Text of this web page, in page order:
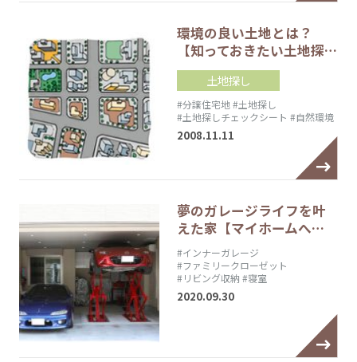
環境の良い土地とは？
【知っておきたい土地探…
土地探し
#分譲住宅地#土地探し
#土地探しチェックシート #自然環境
2008.11.11
夢のガレージライフを叶
えた家【マイホームへ…
#インナーガレージ
#ファミリークローゼット
#リビング収納 #寝室
2020.09.30